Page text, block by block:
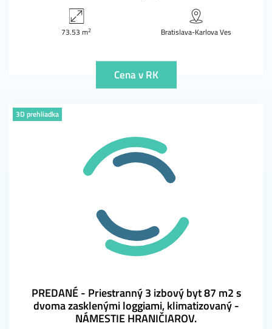
73.53 m2 Bratislava-Karlova Ves
Cena v RK
3D prehliadka
PREDANÉ - Priestranný 3 izbový byt 87 m2 s
dvoma zasklenými loggiami, klimatizovaný -
NÁMESTIE HRANIČIAROV.